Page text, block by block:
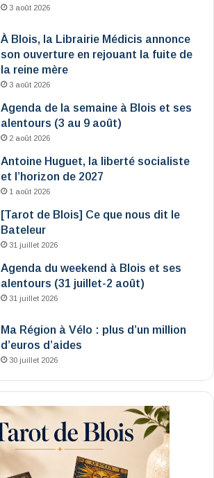
3 août 2026
À Blois, la Librairie Médicis annonce
son ouverture en rejouant la fuite de
la reine mère
3 août 2026
Agenda de la semaine à Blois et ses
alentours (3 au 9 août)
2 août 2026
Antoine Huguet, la liberté socialiste
et l’horizon de 2027
1 août 2026
[Tarot de Blois] Ce que nous dit le
Bateleur
31 juillet 2026
Agenda du weekend à Blois et ses
alentours (31 juillet-2 août)
31 juillet 2026
Ma Région à Vélo : plus d’un million
d’euros d’aides
30 juillet 2026